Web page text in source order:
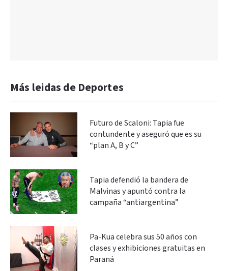
Más leidas de Deportes
Futuro de Scaloni: Tapia fue
contundente y aseguró que es su
“plan A, B y C”
Tapia defendió la bandera de
Malvinas y apuntó contra la
campaña “antiargentina”
Pa-Kua celebra sus 50 años con
clases y exhibiciones gratuitas en
Paraná